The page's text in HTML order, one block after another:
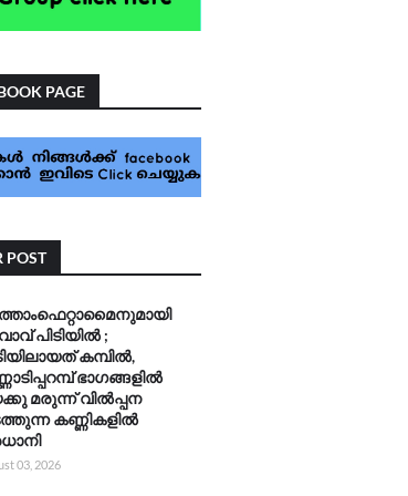
PAGE
POST
പിടിയിൽ ;
കമ്പിൽ,
ഭാഗങ്ങളിൽ
മരുന്ന് വിൽപ്പന
കണ്ണികളിൽ
03, 2026